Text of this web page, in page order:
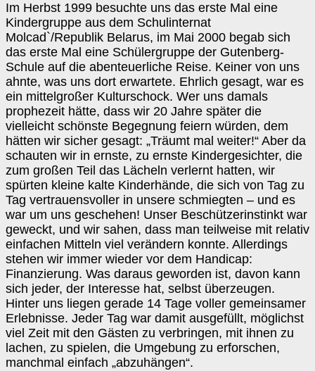
Im Herbst 1999 besuchte uns das erste Mal eine
Kindergruppe aus dem Schulinternat
Molcad`/Republik Belarus, im Mai 2000 begab sich
das erste Mal eine Schülergruppe der Gutenberg-
Schule auf die abenteuerliche Reise. Keiner von uns
ahnte, was uns dort erwartete. Ehrlich gesagt, war es
ein mittelgroßer Kulturschock. Wer uns damals
prophezeit hätte, dass wir 20 Jahre später die
vielleicht schönste Begegnung feiern würden, dem
hätten wir sicher gesagt: „Träumt mal weiter!“ Aber da
schauten wir in ernste, zu ernste Kindergesichter, die
zum großen Teil das Lächeln verlernt hatten, wir
spürten kleine kalte Kinderhände, die sich von Tag zu
Tag vertrauensvoller in unsere schmiegten – und es
war um uns geschehen! Unser Beschützerinstinkt war
geweckt, und wir sahen, dass man teilweise mit relativ
einfachen Mitteln viel verändern konnte. Allerdings
stehen wir immer wieder vor dem Handicap:
Finanzierung. Was daraus geworden ist, davon kann
sich jeder, der Interesse hat, selbst überzeugen.
Hinter uns liegen gerade 14 Tage voller gemeinsamer
Erlebnisse. Jeder Tag war damit ausgefüllt, möglichst
viel Zeit mit den Gästen zu verbringen, mit ihnen zu
lachen, zu spielen, die Umgebung zu erforschen,
manchmal einfach „abzuhängen“.